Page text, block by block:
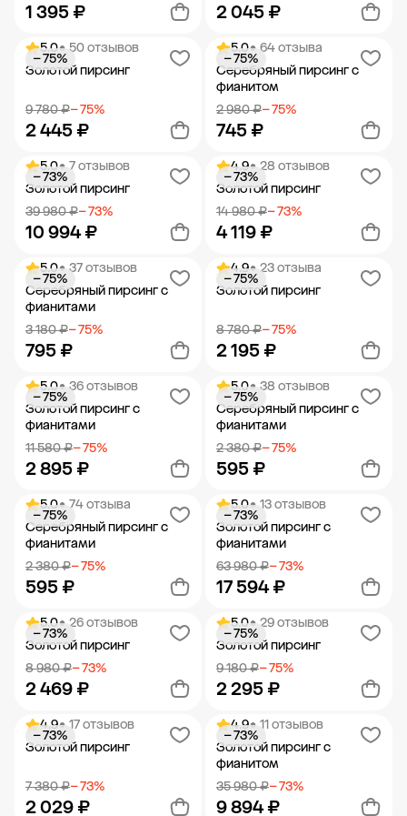
1 395 ₽
Добавить в корзину
2 045 ₽
Добавить в корзину
5.0• 50 отзывов
Золотой пирсинг
9 780 ₽− 75%
2 445 ₽
− 75%
Добавить в корзину
5.0• 64 отзыва
Серебряный пирсинг с
фианитом
2 980 ₽− 75%
745 ₽
− 75%
Добавить в корзину
5.0• 7 отзывов
Золотой пирсинг
39 980 ₽− 73%
10 994 ₽
− 73%
Добавить в корзину
4.9• 28 отзывов
Золотой пирсинг
14 980 ₽− 73%
4 119 ₽
− 73%
Добавить в корзину
5.0• 37 отзывов
Серебряный пирсинг с
фианитами
3 180 ₽− 75%
795 ₽
− 75%
Добавить в корзину
4.9• 23 отзыва
Золотой пирсинг
8 780 ₽− 75%
2 195 ₽
− 75%
Добавить в корзину
5.0• 36 отзывов
Золотой пирсинг с
фианитами
11 580 ₽− 75%
2 895 ₽
− 75%
Добавить в корзину
5.0• 38 отзывов
Серебряный пирсинг с
фианитами
2 380 ₽− 75%
595 ₽
− 75%
Добавить в корзину
5.0• 74 отзыва
Серебряный пирсинг с
фианитами
2 380 ₽− 75%
595 ₽
− 75%
Добавить в корзину
5.0• 13 отзывов
Золотой пирсинг с
фианитами
63 980 ₽− 73%
17 594 ₽
− 73%
Добавить в корзину
5.0• 26 отзывов
Золотой пирсинг
8 980 ₽− 73%
2 469 ₽
− 73%
Добавить в корзину
5.0• 29 отзывов
Золотой пирсинг
9 180 ₽− 75%
2 295 ₽
− 75%
Добавить в корзину
4.9• 17 отзывов
Золотой пирсинг
7 380 ₽− 73%
2 029 ₽
− 73%
4.9• 11 отзывов
Золотой пирсинг с
фианитом
35 980 ₽− 73%
9 894 ₽
− 73%